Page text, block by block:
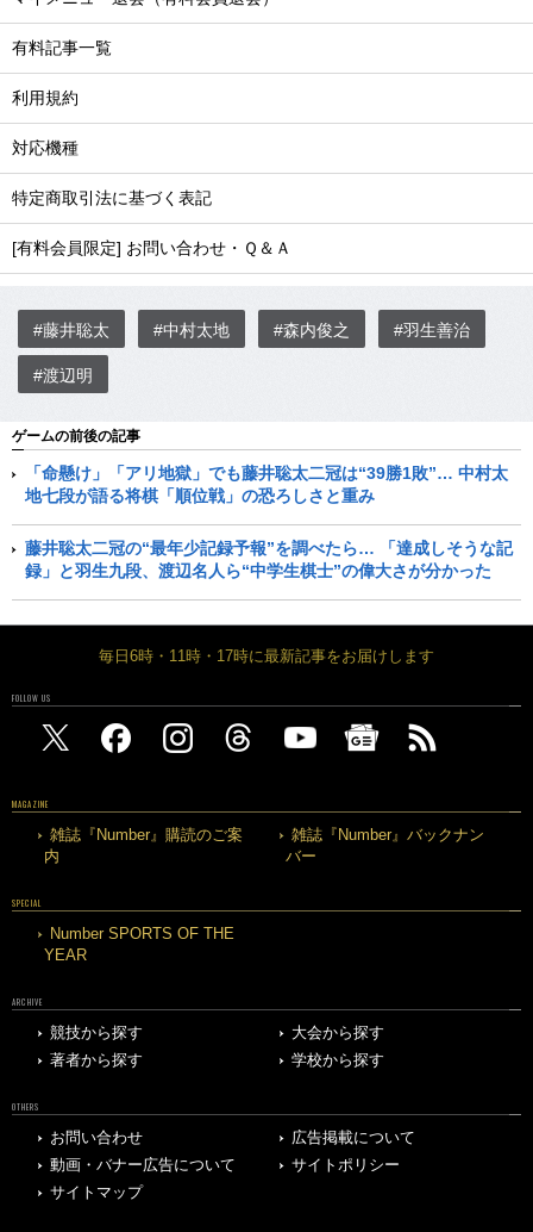
有料記事一覧
利用規約
対応機種
特定商取引法に基づく表記
[有料会員限定] お問い合わせ・Ｑ＆Ａ
#藤井聡太 #中村太地 #森内俊之 #羽生善治
#渡辺明
ゲームの前後の記事
「命懸け」「アリ地獄」でも藤井聡太二冠は“39勝1敗”… 中村太
地七段が語る将棋「順位戦」の恐ろしさと重み
藤井聡太二冠の“最年少記録予報”を調べたら… 「達成しそうな記
録」と羽生九段、渡辺名人ら“中学生棋士”の偉大さが分かった
毎日6時・11時・17時に最新記事をお届けします
FOLLOW US
MAGAZINE
雑誌『Number』購読のご案
内
雑誌『Number』バックナン
バー
SPECIAL
Number SPORTS OF THE
YEAR
ARCHIVE
競技から探す
大会から探す
著者から探す
学校から探す
OTHERS
お問い合わせ
広告掲載について
動画・バナー広告について
サイトポリシー
サイトマップ